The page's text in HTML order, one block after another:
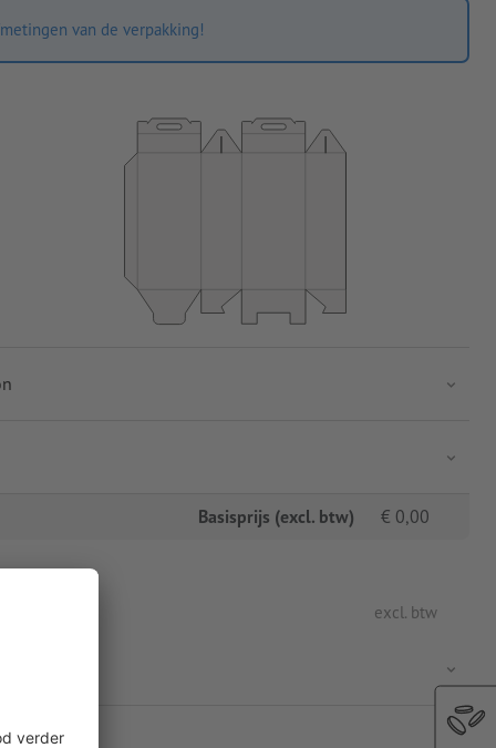
van de verpakking!
Basisprijs (excl. btw) € 0,00
excl. btw